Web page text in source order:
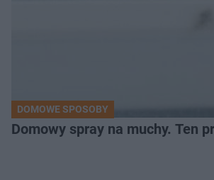
DOMOWE SPOSOBY
Domowy spray na muchy. Ten